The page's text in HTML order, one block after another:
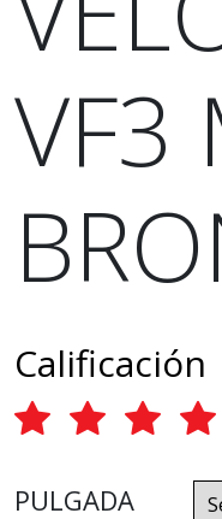
VF3
Calificación
PULGADA